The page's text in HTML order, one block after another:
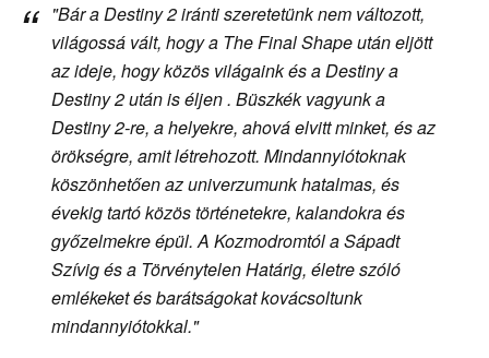
"Bár aDestiny 2iránti szeretetünk nem változott,
világossá vált, hogya The Final Shapeután eljött
az ideje, hogy közös világaink és aDestinya
Destiny 2után is éljen. Büszkék vagyunk a
Destiny 2-re, a helyekre, ahová elvitt minket, és az
örökségre, amit létrehozott. Mindannyiótoknak
köszönhetően az univerzumunk hatalmas, és
évekig tartó közös történetekre, kalandokra és
győzelmekre épül. A Kozmodromtól a Sápadt
Szívig és a Törvénytelen Határig, életre szóló
emlékeket és barátságokat kovácsoltunk
mindannyiótokkal."